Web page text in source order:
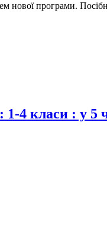
нової програми.
1-4 класи : у